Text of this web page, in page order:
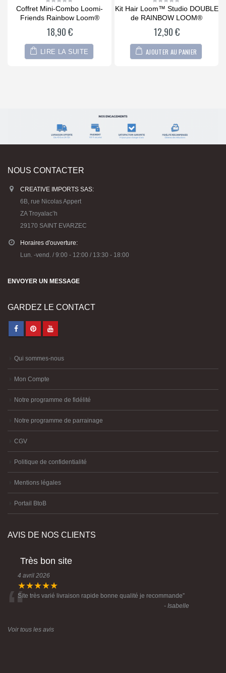
0
out
of
Coffret Mini-Combo Loomi-
Friends Rainbow Loom®
18,90€
LIRE LA SUITE
0
out
of
Kit Hair Loom™ Studio DOUBLE
de RAINBOW LOOM®
12,90€
AJOUTER AU PANIER
NOUS CONTACTER
CREATIVE IMPORTS SAS:
6B, rue Nicolas Appert
ZA Troyalac’h
29170 SAINT EVARZEC
Horaires d'ouverture:
Lun. -vend. / 9:00 - 12:00 / 13:30 - 18:00
ENVOYER UN MESSAGE
GARDEZ LE CONTACT
Qui sommes-nous
Mon Compte
Notre programme de fidélité
Notre programme de parrainage
CGV
Politique de confidentialité
Mentions légales
Portail BtoB
AVIS DE NOS CLIENTS
Très bon site
4 avril 2026
★★★★★
“Site très varié livraison rapide bonne qualité je recommande”
- Isabelle
Voir tous les avis